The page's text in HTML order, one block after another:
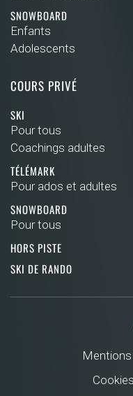
SNOWBOARD
Enfants
Adolescents
COURS PRIVÉ
SKI
Pour tous
Coachings adultes
TÉLÉMARK
Pour ados et adultes
SNOWBOARD
Pour tous
HORS PISTE
SKI DE RANDO